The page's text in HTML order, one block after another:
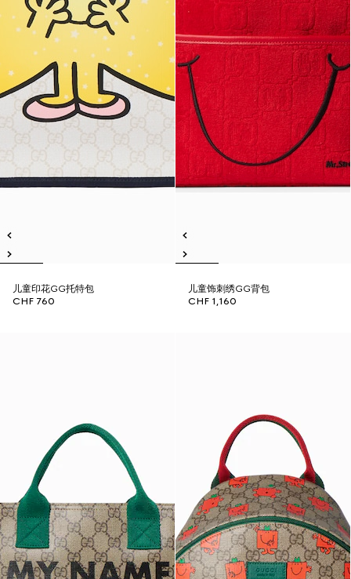
儿童印花GG托特包
CHF 760
儿童饰刺绣GG背包
CHF 1,160